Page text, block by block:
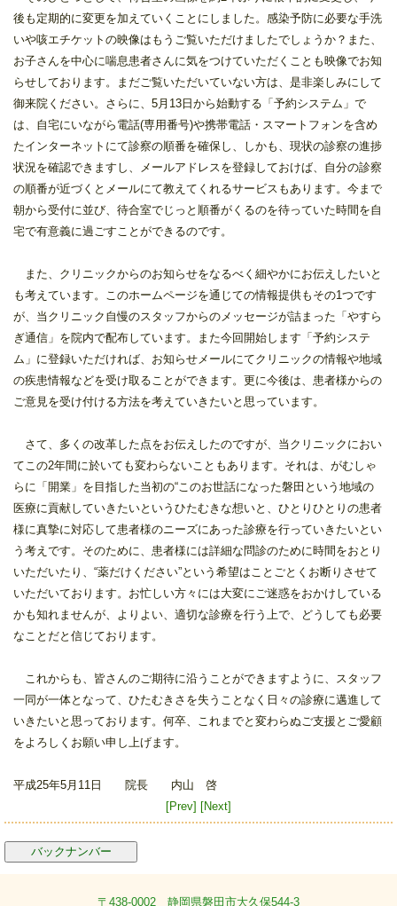
後も定期的に変更を加えていくことにしました。感染予防に必要な手洗
いや咳エチケットの映像はもうご覧いただけましたでしょうか？また、
お子さんを中心に喘息患者さんに気をつけていただくことも映像でお知
らせしております。まだご覧いただいていない方は、是非楽しみにして
御来院ください。さらに、5月13日から始動する「予約システム」で
は、自宅にいながら電話(専用番号)や携帯電話・スマートフォンを含め
たインターネットにて診察の順番を確保し、しかも、現状の診察の進捗
状況を確認できますし、メールアドレスを登録しておけば、自分の診察
の順番が近づくとメールにて教えてくれるサービスもあります。今まで
朝から受付に並び、待合室でじっと順番がくるのを待っていた時間を自
宅で有意義に過ごすことができるのです。
また、クリニックからのお知らせをなるべく細やかにお伝えしたいと
も考えています。このホームページを通じての情報提供もその1つです
が、当クリニック自慢のスタッフからのメッセージが詰まった「やすら
ぎ通信」を院内で配布しています。また今回開始します「予約システ
ム」に登録いただければ、お知らせメールにてクリニックの情報や地域
の疾患情報などを受け取ることができます。更に今後は、患者様からの
ご意見を受け付ける方法を考えていきたいと思っています。
さて、多くの改革した点をお伝えしたのですが、当クリニックにおい
てこの2年間に於いても変わらないこともあります。それは、がむしゃ
らに「開業」を目指した当初の“このお世話になった磐田という地域の
医療に貢献していきたいというひたむきな想いと、ひとりひとりの患者
様に真摯に対応して患者様のニーズにあった診療を行っていきたいとい
う考えです。そのために、患者様には詳細な問診のために時間をおとり
いただいたり、“薬だけください”という希望はことごとくお断りさせて
いただいております。お忙しい方々には大変にご迷惑をおかけしている
かも知れませんが、よりよい、適切な診療を行う上で、どうしても必要
なことだと信じております。
これからも、皆さんのご期待に沿うことができますように、スタッフ
一同が一体となって、ひたむきさを失うことなく日々の診療に邁進して
いきたいと思っております。何卒、これまでと変わらぬご支援とご愛顧
をよろしくお願い申し上げます。
平成25年5月11日 院長 内山 啓
[Prev] [Next]
バックナンバー
〒438-0002 静岡県磐田市大久保544-3